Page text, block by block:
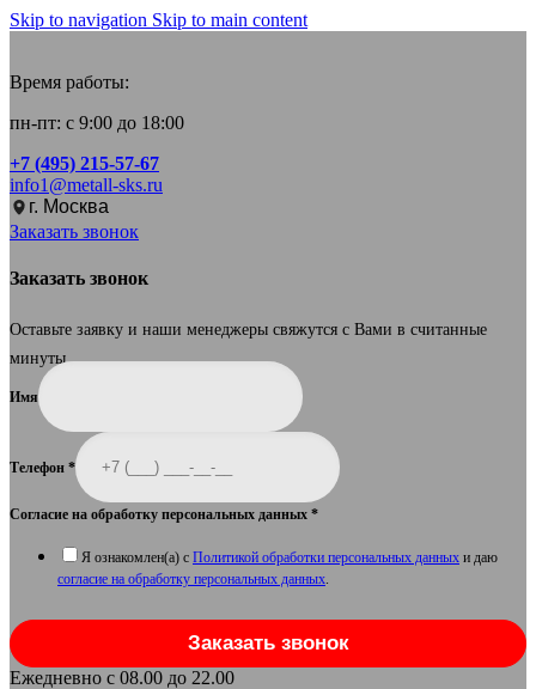
Skip to navigation Skip to main content
Время работы:
пн-пт: с 9:00 до 18:00
+7 (495) 215-57-67
info1@metall-sks.ru
г. Москва
Заказать звонок
Заказать звонок
Оставьте заявку и наши менеджеры свяжутся с Вами в считанные
минуты.
Имя
Телефон *
Согласие на обработку персональных данных *
Я ознакомлен(а) с Политикой обработки персональных данных и даю
согласие на обработку персональных данных
Заказать звонок
Ежедневно с 08.00 до 22.00